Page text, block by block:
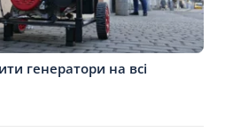
генератори на всі